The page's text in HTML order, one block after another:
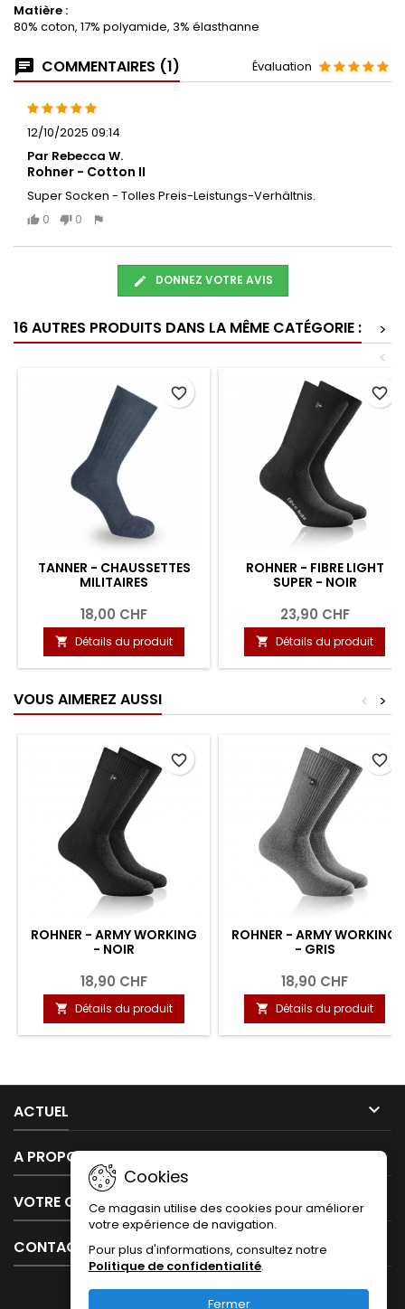
Matière :
80% coton, 17% polyamide, 3% élasthanne
COMMENTAIRES (1) Évaluation
12/10/2025 09:14
Par Rebecca W.
Rohner - Cotton II
Super Socken - Tolles Preis-Leistungs-Verhältnis.
0
0
DONNEZ VOTRE AVIS
16 AUTRES PRODUITS DANS LA MÊME CATÉGORIE :
>
<
TANNER - CHAUSSETTES
MILITAIRES
18,00 CHF
 Détails du produit
favorite_border
ROHNER - FIBRE LIGHT
SUPER - NOIR
23,90 CHF
 Détails du produit
favorite_border
VOUS AIMEREZ AUSSI >
<
ROHNER - ARMY WORKING
- NOIR
18,90 CHF
 Détails du produit
favorite_border
ROHNER - ARMY WORKING
- GRIS
18,90 CHF
 Détails du produit
favorite_border
ACTUEL 
A PROPOS DE NOUS 
VOTRE COMPTE
CONTACT
Cookies
Ce magasin utilise des cookies pour améliorer
votre expérience de navigation.
Pour plus d'informations, consultez notre
Politique de confidentialité.
Fermer